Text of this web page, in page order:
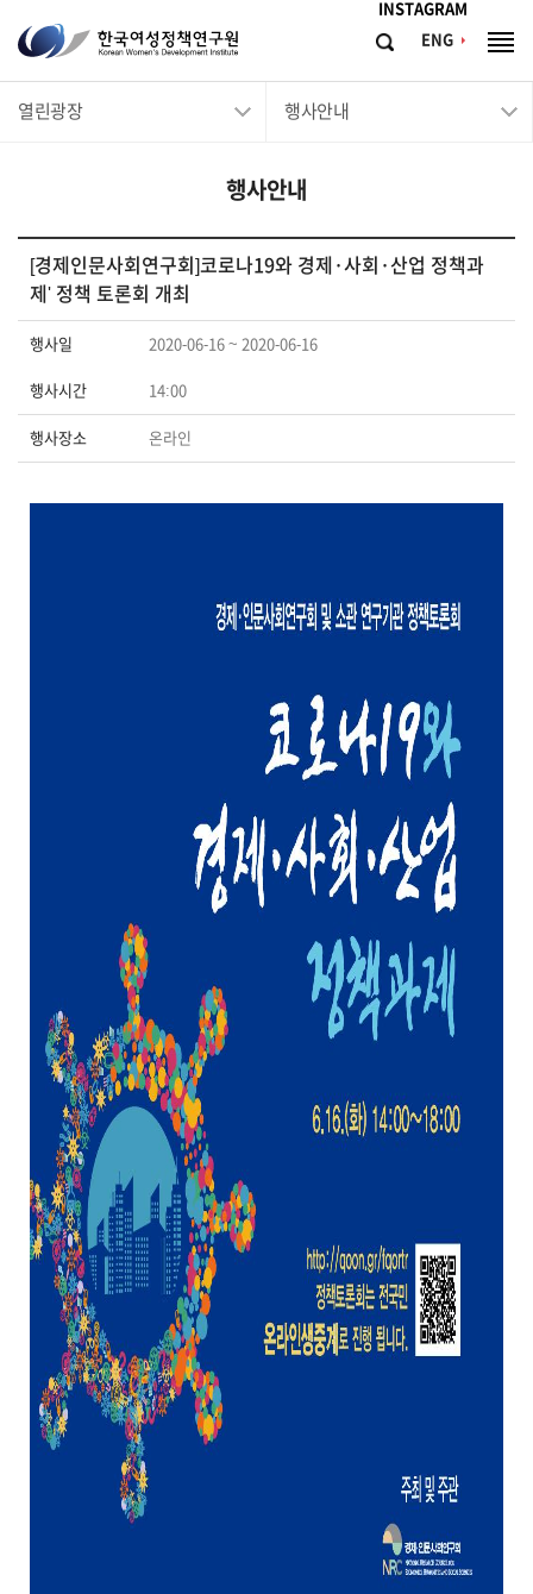
INSTAGRAM
ENG
한
국
여
연
구
원
Korean
Development
Institute
검
체
열린광장 행사안내
행사안내
[경제인문사회연구회]코로나19와 경제·사회·산업 정책과
제' 정책 토론회 개최
행사일 2020-06-16 ~ 2020-06-16
행사시간 14:00
행사장소 온라인